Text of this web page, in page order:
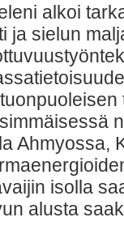
alkoi
ja sielun
Ahmyossa,
isolla
alusta